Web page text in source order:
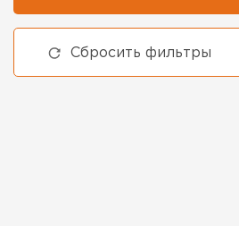
Кейс оружейный
Сбросить фильтры